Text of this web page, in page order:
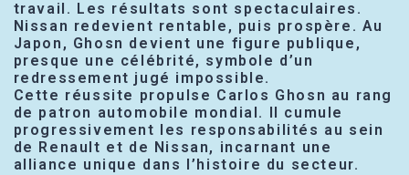
travail. Les résultats sont spectaculaires.
Nissan redevient rentable, puis prospère. Au
Japon, Ghosn devient une figure publique,
presque une célébrité, symbole d’un
redressement jugé impossible.
Cette réussite propulse Carlos Ghosn au rang
de patron automobile mondial. Il cumule
progressivement les responsabilités au sein
de Renault et de Nissan, incarnant une
alliance unique dans l’histoire du secteur.